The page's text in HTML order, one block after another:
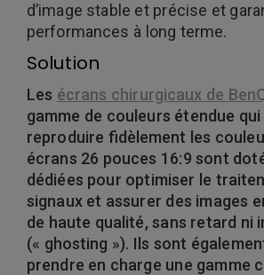
d’image stable et précise et
performances à long terme.
Solution
Les écrans chirurgicaux de
gamme de couleurs étendue
reproduire fidèlement les
écrans 26 pouces 16:9 sont
dédiées pour optimiser le
signaux et assurer des images
de haute qualité, sans retard ni
(« ghosting »). Ils sont
prendre en charge une gamme